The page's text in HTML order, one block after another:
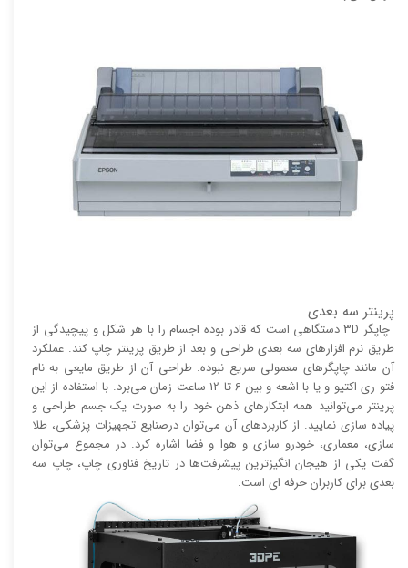
پرینتر سه بعدی
چاپگر 3D دستگاهی است که قادر بوده اجسام را با هر شکل و پیچیدگی از
طریق نرم افزار‌های سه بعدی طراحی و بعد از طریق پرینتر چاپ کند. عملکرد
آن مانند چاپگر‌های معمولی سریع نبوده. طراحی آن از طریق مایعی به نام
فتو ری اکتیو و یا با اشعه و بین 6 تا 12 ساعت زمان می‌برد. با استفاده از این
پرینتر می‌توانید همه ابتکار‌های ذهن خود را به صورت یک جسم طراحی و
پیاده سازی نمایید. از کاربرد‌های آن می‌توان درصنایع تجهیزات پزشکی، طلا
سازی، معماری، خودرو سازی و هوا و فضا اشاره کرد. در مجموع می‌توان
گفت یکی از هیجان انگیز‌‌ترین پیشرفت‌ها در تاریخ فناوری چاپ، چاپ سه
بعدی برای کاربران حرفه ای است.